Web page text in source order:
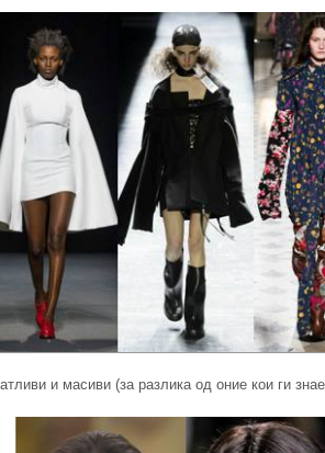
и масиви (за разлика од оние кои ги